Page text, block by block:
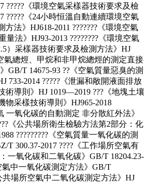
?????《環境空氣采樣器技術要求及檢
?????《24小時恒溫自動連續環境空氣
法》HJ618-2011 ???????《環境空氣
量法》HJ93-2013 ????????《環境空氣
）采樣器技術要求及檢測方法》HJ
氣總烴、甲烷和非甲烷總烴的測定直接
GB/T 14675-93 ??《空氣質量惡臭的測
733-2014 ?????《泄漏和敞開液面排放
術導則》HJ 1019—2019 ???《地塊土壤
物采樣技術導則》HJ965-2018
一氧化碳的自動測定 非分散紅外法》
《公共場所衛生檢驗方法第2部分：化
?????????《空氣質量一氧化碳的測
T 300.37-2017 ????《工作場所空氣有
一氧化碳和二氧化碳》GB/T 18204.23-
氣中一氧化碳測定方法》GB/T
共場所空氣中二氧化碳測定方法》HJ